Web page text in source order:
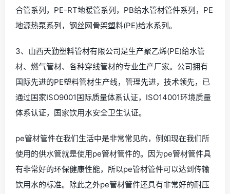
合管系列，PE-RT地暖管系列，PB给水管材管件系列，PE
地源热泵系列，钢丝网骨架塑料(PE)给水系列。
3、山西天勤塑料管材有限公司是生产聚乙烯(PE)给水管
材、燃气管材、各种穿线管材的专业生产厂家。公司拥有
国际先进的PE塑料管材生产线，管理先进，技术领先，已
通过国家ISO9001国际质量体系认证，ISO14001环境质量
体系认证，国家饮用水安全卫生认证。
pe管材管件在我们生活中是非常常见的，例如现在我们所
使用的供水管就是使用pe管材管件的。因为pe管材管件具
有非常好的环保健康性能，所以pe管材管件可以达到传输
饮用水的标准。除此之外pe管材管件还具有非常好的耐压